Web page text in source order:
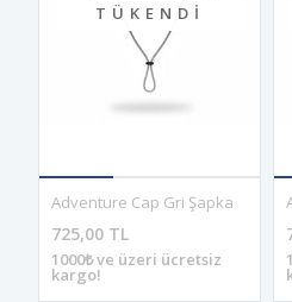
TÜKENDI
Adventure Cap Gri Şapka
725,00 TL
1000₺ ve üzeri ücretsiz
kargo!